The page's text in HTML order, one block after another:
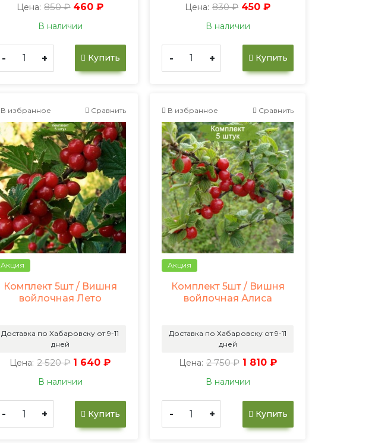
Цена: 850 ₽ 460 ₽
В наличии
- + Купить
Цена: 830 ₽ 450 ₽
В наличии
- + Купить
В избранное Сравнить
Акция
Комплект 5шт / Вишня
войлочная Лето
Доставка по Хабаровску от 9-11
дней
Цена: 2 520 ₽ 1 640 ₽
В наличии
- + Купить
В избранное Сравнить
Акция
Комплект 5шт / Вишня
войлочная Алиса
Доставка по Хабаровску от 9-11
дней
Цена: 2 750 ₽ 1 810 ₽
В наличии
- + Купить